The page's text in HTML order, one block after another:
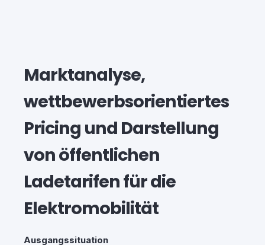
Marktanalyse,
wettbewerbsorientiertes
Pricing und Darstellung
von öffentlichen
Ladetarifen für die
Elektromobilität
Ausgangssituation